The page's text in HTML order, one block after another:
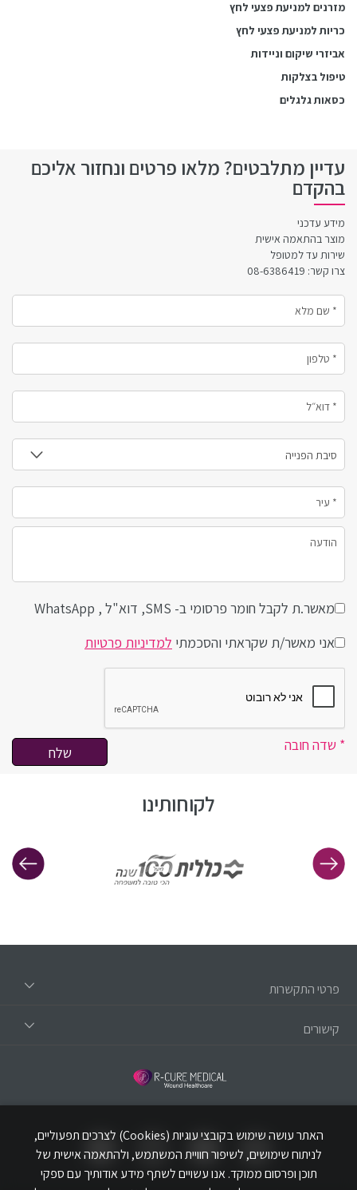
האתר עושה שימוש בקובצי עוגיות (Cookies) לצרכים תפעוליים,
לניתוח שימושים, לשיפור חוויית המשתמש, ולהתאמה אישית של
תוכן ופרסום ממוקד. אנו עשויים לשתף מידע אודותיך עם ספקי
מזרנים למניעת פצעי לחץ
כריות למניעת פצעי לחץ
אביזרי שיקום וניידות
טיפול בצלקות
כסאות גלגלים
עדיין מתלבטים? מלאו פרטים ונחזור אליכם
בהקדם
מידע עדכני
מוצר בהתאמה אישית
שירות עד למטופל
צרו קשר: 08-6386419
מאשר.ת לקבל חומר פרסומי ב- SMS, דוא"ל , WhatsApp
אני מאשר/ת שקראתי והסכמתי למדיניות פרטיות
* שדה חובה
לקוחותינו
פרטי התקשרות
קישורים